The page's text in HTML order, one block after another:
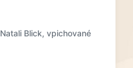
Natali Blick, vpichované